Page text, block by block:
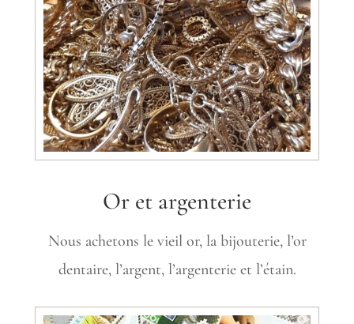
Or et argenterie
Nous achetons le vieil or, la bijouterie, l’or
dentaire, l’argent, l’argenterie et l’étain.